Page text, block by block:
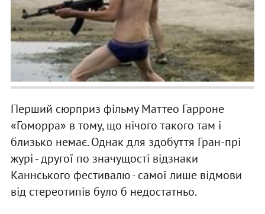
Перший сюрприз фільму Маттео Гарроне
«Гоморра» в тому, що нічого такого там і
близько немає. Однак для здобуття Гран-прі
журі - другої по значущості відзнаки
Каннського фестивалю - самої лише відмови
від стереотипів було б недостатньо.